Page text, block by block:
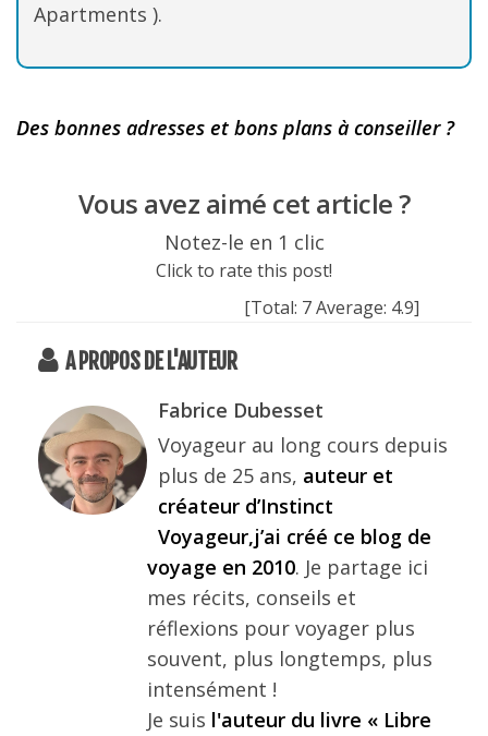
Apartments ).
Des bonnes adresses et bons plans à conseiller ?
Vous avez aimé cet article ?
Notez-le en 1 clic
Click to rate this post!
[Total: 7Average: 4.9]
A PROPOS DE L'AUTEUR
Fabrice Dubesset
Voyageur au long cours depuis
plus de 25 ans, auteur et
créateur d’Instinct
Voyageur,j’ai créé ce blog de
voyage en 2010. Je partage ici
mes récits, conseils et
réflexions pour voyager plus
souvent, plus longtemps, plus
intensément !
Je suis l'auteur du livre « Libre